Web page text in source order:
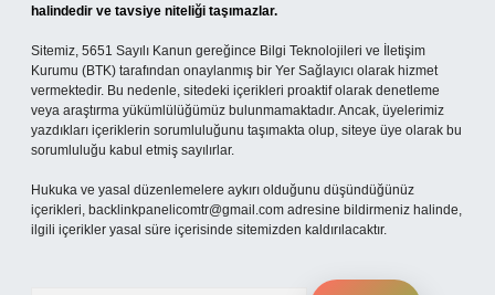
halindedir ve tavsiye niteliği taşımazlar.
Sitemiz, 5651 Sayılı Kanun gereğince Bilgi Teknolojileri ve İletişim
Kurumu (BTK) tarafından onaylanmış bir Yer Sağlayıcı olarak hizmet
vermektedir. Bu nedenle, sitedeki içerikleri proaktif olarak denetleme
veya araştırma yükümlülüğümüz bulunmamaktadır. Ancak, üyelerimiz
yazdıkları içeriklerin sorumluluğunu taşımakta olup, siteye üye olarak bu
sorumluluğu kabul etmiş sayılırlar.
Hukuka ve yasal düzenlemelere aykırı olduğunu düşündüğünüz
içerikleri, backlinkpanelicomtr@gmail.com adresine bildirmeniz halinde,
ilgili içerikler yasal süre içerisinde sitemizden kaldırılacaktır.